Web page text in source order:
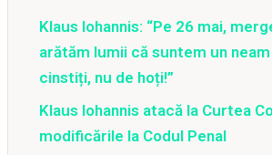
Klaus Iohannis: “Pe 26 mai,
arătăm lumii că suntem un
cinstiți, nu de hoți!”
Klaus Iohannis atacă la Curtea
modificările la Codul Penal